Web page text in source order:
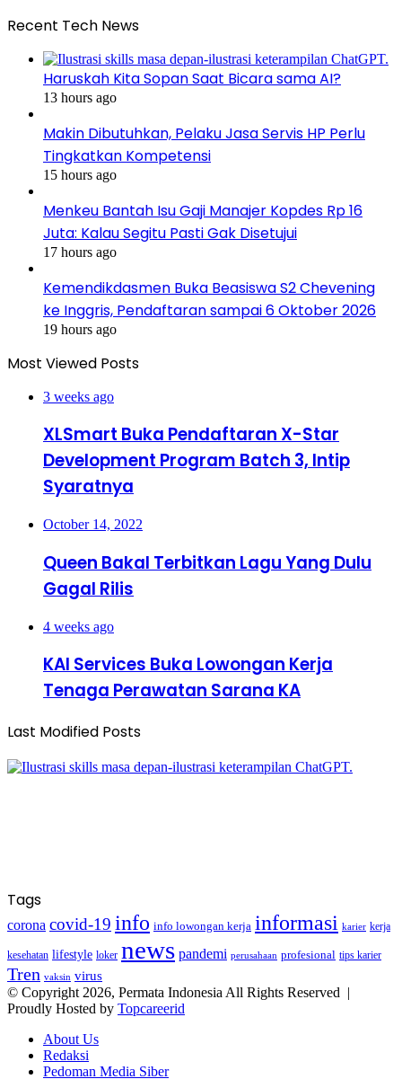
Recent Tech News
Haruskah Kita Sopan Saat Bicara sama AI?
13 hours ago
Makin Dibutuhkan, Pelaku Jasa Servis HP Perlu
Tingkatkan Kompetensi
15 hours ago
Menkeu Bantah Isu Gaji Manajer Kopdes Rp 16
Juta: Kalau Segitu Pasti Gak Disetujui
17 hours ago
Kemendikdasmen Buka Beasiswa S2 Chevening
ke Inggris, Pendaftaran sampai 6 Oktober 2026
19 hours ago
Most Viewed Posts
3 weeks ago
XLSmart Buka Pendaftaran X-Star
Development Program Batch 3, Intip
Syaratnya
October 14, 2022
Queen Bakal Terbitkan Lagu Yang Dulu
Gagal Rilis
4 weeks ago
KAI Services Buka Lowongan Kerja
Tenaga Perawatan Sarana KA
Last Modified Posts
Tags
corona covid-19 info info lowongan kerja informasi karier kerja
kesehatan lifestyle loker news pandemi perusahaan profesional tips karier
Tren vaksin virus
© Copyright 2026, Permata Indonesia All Rights Reserved |
Proudly Hosted by Topcareerid
About Us
Redaksi
Pedoman Media Siber